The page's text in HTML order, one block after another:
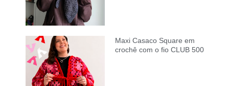
Maxi Casaco Square em
crochê com o fio CLUB 500